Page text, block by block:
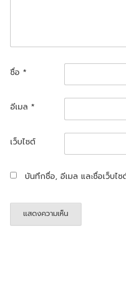
ชื่อ *
อีเมล *
เว็บไซต์
บันทึกชื่อ, อีเมล และชื่อเว็บไ